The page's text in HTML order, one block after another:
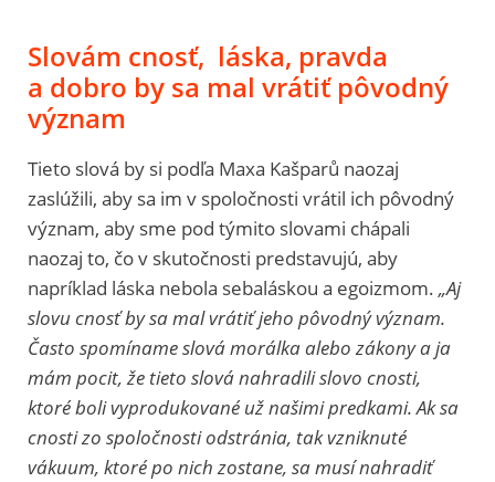
Slovám cnosť, láska, pravda
a dobro by sa mal vrátiť pôvodný
význam
Tieto slová by si podľa Maxa Kašparů naozaj
zaslúžili, aby sa im v spoločnosti vrátil ich pôvodný
význam, aby sme pod týmito slovami chápali
naozaj to, čo v skutočnosti predstavujú, aby
napríklad láska nebola sebaláskou a egoizmom. „Aj
slovu cnosť by sa mal vrátiť jeho pôvodný význam.
Často spomíname slová morálka alebo zákony a ja
mám pocit, že tieto slová nahradili slovo cnosti,
ktoré boli vyprodukované už našimi predkami. Ak sa
cnosti zo spoločnosti odstránia, tak vzniknuté
vákuum, ktoré po nich zostane, sa musí nahradiť